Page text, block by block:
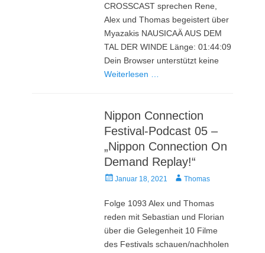
CROSSCAST sprechen Rene,
Alex und Thomas begeistert über
Myazakis NAUSICAÄ AUS DEM
TAL DER WINDE Länge: 01:44:09
Dein Browser unterstützt keine
Weiterlesen …
Nippon Connection
Festival-Podcast 05 –
„Nippon Connection On
Demand Replay!“
Veröffentlicht
Januar 18, 2021 AutorThomas
Folge 1093 Alex und Thomas
reden mit Sebastian und Florian
über die Gelegenheit 10 Filme
des Festivals schauen/nachholen